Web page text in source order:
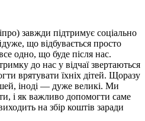
завжди підтримує соціально
що відбувається просто
одно, що буде після нас.
до нас у відчаї звертаються
врятувати їхніх дітей. Щоразу
іноді — дуже великі. Ми
і як важливо допомогти саме
на збір коштів заради